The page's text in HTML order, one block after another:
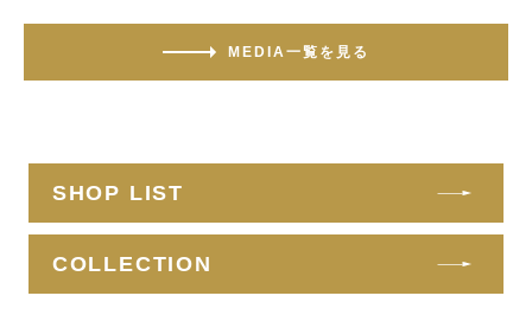
MEDIA一覧を見る
SHOP LIST
COLLECTION